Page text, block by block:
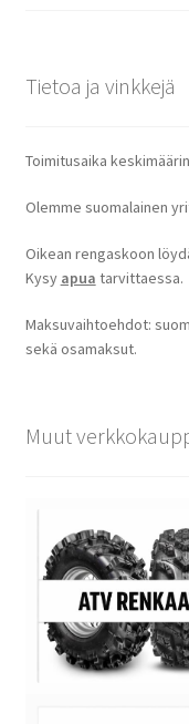
Tietoa ja vinkkejä
Toimitusaika
Olemme suomalainen
Oikean rengaskoon
Kysy apua tarvittaessa.
Maksuvaihtoehdot:
sekä osamaksut.
Muut